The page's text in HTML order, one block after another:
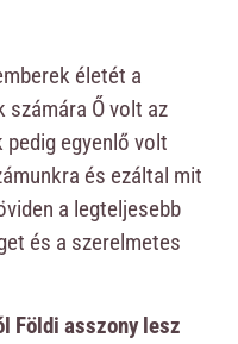
életét a
Ő volt az
egyenlő volt
és ezáltal mit
a legteljesebb
és a szerelmetes
Földi asszony lesz